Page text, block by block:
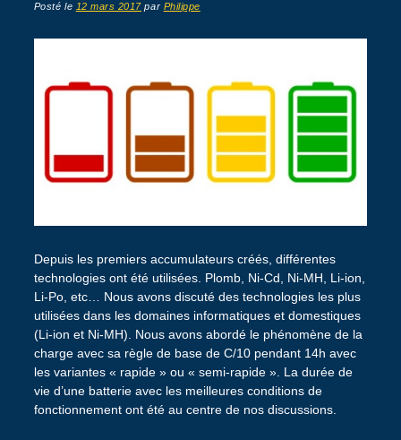
Posté le 12 mars 2017 par Philippe
Depuis les premiers accumulateurs créés, différentes
technologies ont été utilisées. Plomb, Ni-Cd, Ni-MH, Li-ion,
Li-Po, etc… Nous avons discuté des technologies les plus
utilisées dans les domaines informatiques et domestiques
(Li-ion et Ni-MH). Nous avons abordé le phénomène de la
charge avec sa règle de base de C/10 pendant 14h avec
les variantes « rapide » ou « semi-rapide ». La durée de
vie d’une batterie avec les meilleures conditions de
fonctionnement ont été au centre de nos discussions.